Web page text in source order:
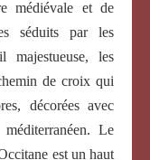
médiévale et de
séduits par les
majestueuse, les
de croix qui
décorées avec
Le
est un haut